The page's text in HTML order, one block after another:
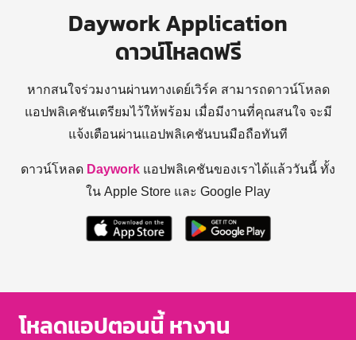
Daywork Application
ดาวน์โหลดฟรี
หากสนใจร่วมงานผ่านทางเดย์เวิร์ค สามารถดาวน์โหลด
แอปพลิเคชันเตรียมไว้ให้พร้อม เมื่อมีงานที่คุณสนใจ จะมี
แจ้งเตือนผ่านแอปพลิเคชันบนมือถือทันที
ดาวน์โหลด Daywork แอปพลิเคชันของเราได้แล้ววันนี้ ทั้ง
ใน Apple Store และ Google Play
โหลดแอปตอนนี้ หางาน